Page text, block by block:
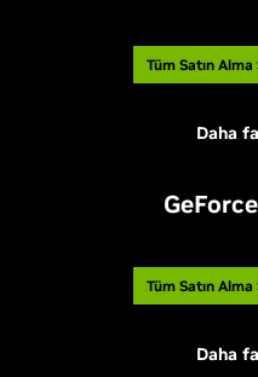
Tüm Satın
Daha
Tüm Satın
Daha